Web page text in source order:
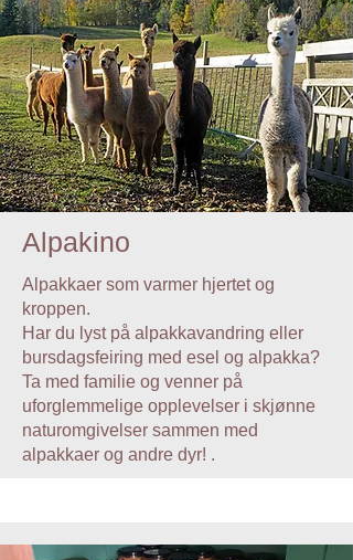
Alpakino
Alpakkaer som varmer hjertet og
kroppen.
Har du lyst på alpakkavandring eller
bursdagsfeiring med esel og alpakka?
Ta med familie og venner på
uforglemmelige opplevelser i skjønne
naturomgivelser sammen med
alpakkaer og andre dyr! .